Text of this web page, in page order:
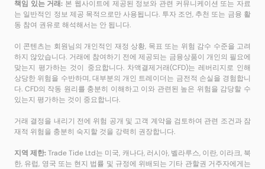
책임 있는 거래: 본 웹사이트에 제공된 정보와 관련 커뮤니케이션 또는 자료
는 일반적인 정보 제공 목적으로만 사용됩니다. 투자 조언, 추천 또는 금융 활
동 참여 권유로 해석해서는 안 됩니다.
이 콘텐츠는 회원님의 개인적인 재정 상황, 목표 또는 위험 감수 수준을 고려
하지 않았습니다. 거래에 참여하기 전에 제공되는 금융상품이 개인의 필요에
맞는지 평가하는 것이 중요합니다. 차액결제거래(CFD)는 레버리지로 인해
상당한 위험을 수반하며, 대부분의 개인 트레이더는 금전적 손실을 경험합니
다. CFD의 작동 원리를 충분히 이해하고 이와 관련된 높은 위험을 감당할 수
있는지 평가하는 것이 중요합니다.
거래 결정을 내리기 전에 위험 공개 및 고객 계약을 검토하여 관련 조건과 잠
재적 위험을 충분히 숙지할 것을 강력히 권장합니다.
지역 제한:Trade Tide Ltd는 미국, 캐나다, 러시아, 벨라루스, 이란, 이라크, 북
한, 유럽, 영국 또는 현지 법률 및 규정에 위배되는 기타 관할권 거주자에게는